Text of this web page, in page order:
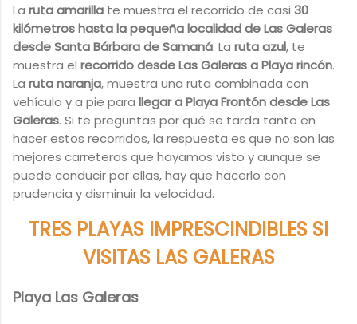
La ruta amarilla te muestra el recorrido de casi 30
kilómetros hasta la pequeña localidad de Las Galeras
desde Santa Bárbara de Samaná. La ruta azul, te
muestra el recorrido desde Las Galeras a Playa rincón.
La ruta naranja, muestra una ruta combinada con
vehículo y a pie para llegar a Playa Frontón desde Las
Galeras. Si te preguntas por qué se tarda tanto en
hacer estos recorridos, la respuesta es que no son las
mejores carreteras que hayamos visto y aunque se
puede conducir por ellas, hay que hacerlo con
prudencia y disminuir la velocidad.
TRES PLAYAS IMPRESCINDIBLES SI
VISITAS LAS GALERAS
Playa Las Galeras